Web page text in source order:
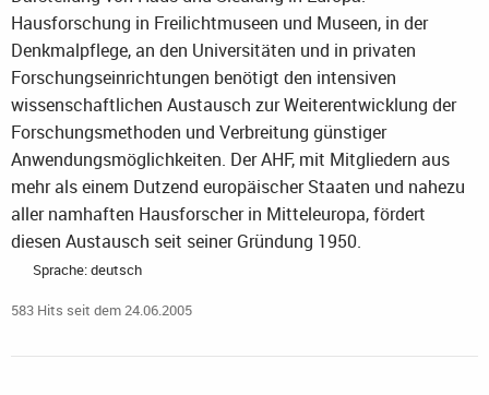
Hausforschung in Freilichtmuseen und Museen, in der
Denkmalpflege, an den Universitäten und in privaten
Forschungseinrichtungen benötigt den intensiven
wissenschaftlichen Austausch zur Weiterentwicklung der
Forschungsmethoden und Verbreitung günstiger
Anwendungsmöglichkeiten. Der AHF, mit Mitgliedern aus
mehr als einem Dutzend europäischer Staaten und nahezu
aller namhaften Hausforscher in Mitteleuropa, fördert
diesen Austausch seit seiner Gründung 1950.
Sprache: deutsch
583 Hits seit dem 24.06.2005